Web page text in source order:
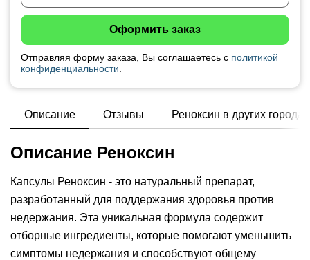
Отправляя форму заказа, Вы соглашаетесь с политикой
конфиденциальности
Описание Отзывы Реноксин в других городах
Описание Реноксин
Капсулы Реноксин - это натуральный препарат,
разработанный для поддержания здоровья против
недержания. Эта уникальная формула содержит
отборные ингредиенты, которые помогают уменьшить
симптомы недержания и способствуют общему